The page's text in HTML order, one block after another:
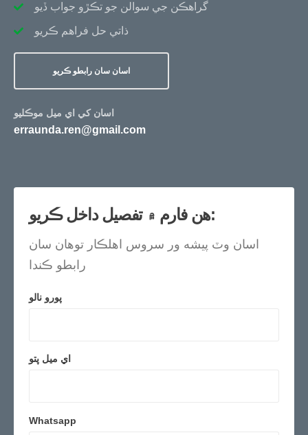
گراهڪن جي سوالن جو تڪڙو جواب ڏيو
ذاتي حل فراهم ڪريو
اسان سان رابطو ڪريو
اسان کي اي ميل موڪليو
erraunda.ren@gmail.com
هن فارم ۾ تفصيل داخل ڪريو:
اسان وٽ پيشه ور سروس اهلڪار توهان سان
رابطو ڪندا
پورو نالو
اي ميل پتو
Whatsapp